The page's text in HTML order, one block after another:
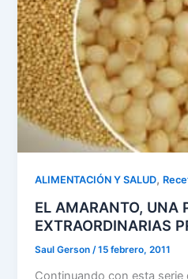
ALIMENTACIÓN Y SALUD,
EL AMARANTO, UNA
EXTRAORDINARIAS
Saul Gerson/15 febrero, 2011
Continuando con esta serie